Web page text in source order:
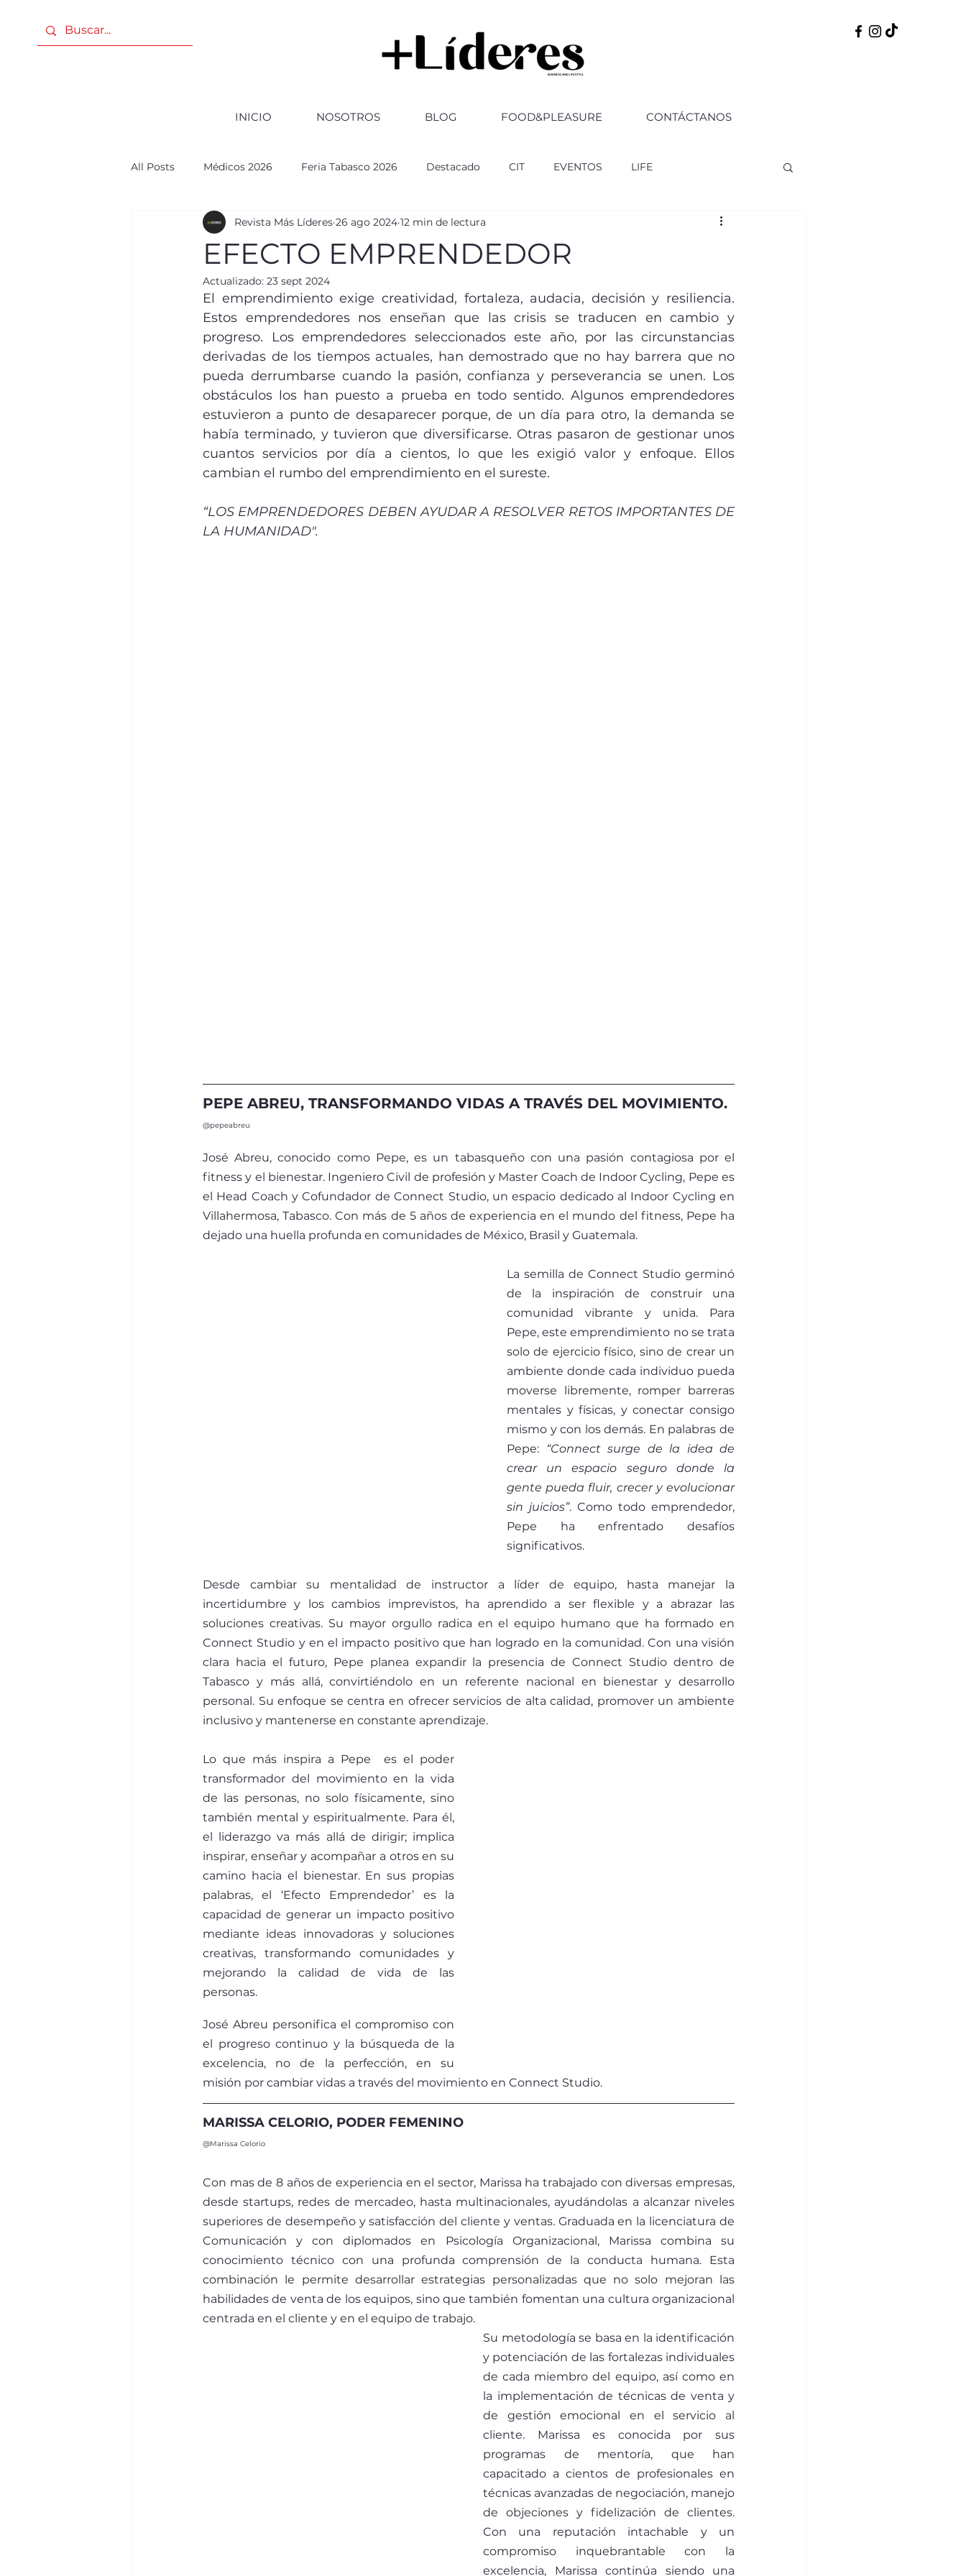
INICIO NOSOTROS BLOG FOOD&PLEASURE CONTÁCTANOS
All Posts Médicos 2026 Feria Tabasco 2026 Destacado CIT EVENTOS LIFE
PODER FEMENINO ANIVERSARIO ABOGADOS FERIA TABASCO 2025 50 PERFILES
PODER FEMENINO 2025 cultura
EFECTO EMPRENDEDOR
Revista Más Líderes 26 ago 2024 12 min de lectura
Actualizado: 23 sept 2024
El emprendimiento exige creatividad, fortaleza, audacia, decisión y resiliencia.
Estos emprendedores nos enseñan que las crisis se traducen en cambio y
progreso. Los emprendedores seleccionados este año, por las circunstancias
derivadas de los tiempos actuales, han demostrado que no hay barrera que no
pueda derrumbarse cuando la pasión, confianza y perseverancia se unen. Los
obstáculos los han puesto a prueba en todo sentido. Algunos emprendedores
estuvieron a punto de desaparecer porque, de un día para otro, la demanda se
había terminado, y tuvieron que diversificarse. Otras pasaron de gestionar unos
cuantos servicios por día a cientos, lo que les exigió valor y enfoque. Ellos
cambian el rumbo del emprendimiento en el sureste.
“LOS EMPRENDEDORES DEBEN AYUDAR A RESOLVER RETOS IMPORTANTES DE
LA HUMANIDAD".
PEPE ABREU, TRANSFORMANDO VIDAS A TRAVÉS DEL MOVIMIENTO.
@pepeabreu
José Abreu, conocido como Pepe, es un tabasqueño con una pasión contagiosa por el
fitness y el bienestar. Ingeniero Civil de profesión y Master Coach de Indoor Cycling, Pepe es
el Head Coach y Cofundador de Connect Studio, un espacio dedicado al Indoor Cycling en
Villahermosa, Tabasco. Con más de 5 años de experiencia en el mundo del fitness, Pepe ha
dejado una huella profunda en comunidades de México, Brasil y Guatemala.
La semilla de Connect Studio germinó
de la inspiración de construir una
comunidad vibrante y unida. Para
Pepe, este emprendimiento no se trata
solo de ejercicio físico, sino de crear un
ambiente donde cada individuo pueda
moverse libremente, romper barreras
mentales y físicas, y conectar consigo
mismo y con los demás. En palabras de
Pepe: “Connect surge de la idea de
crear un espacio seguro donde la
gente pueda fluir, crecer y evolucionar
sin juicios”. Como todo emprendedor,
Pepe ha enfrentado desafíos
significativos.
Desde cambiar su mentalidad de instructor a líder de equipo, hasta manejar la
incertidumbre y los cambios imprevistos, ha aprendido a ser flexible y a abrazar las
soluciones creativas. Su mayor orgullo radica en el equipo humano que ha formado en
Connect Studio y en el impacto positivo que han logrado en la comunidad. Con una visión
clara hacia el futuro, Pepe planea expandir la presencia de Connect Studio dentro de
Tabasco y más allá, convirtiéndolo en un referente nacional en bienestar y desarrollo
personal. Su enfoque se centra en ofrecer servicios de alta calidad, promover un ambiente
inclusivo y mantenerse en constante aprendizaje.
Lo que más inspira a Pepe  es el poder
transformador del movimiento en la vida
de las personas, no solo físicamente, sino
también mental y espiritualmente. Para él,
el liderazgo va más allá de dirigir; implica
inspirar, enseñar y acompañar a otros en su
camino hacia el bienestar. En sus propias
palabras, el ‘Efecto Emprendedor’ es la
capacidad de generar un impacto positivo
mediante ideas innovadoras y soluciones
creativas, transformando comunidades y
mejorando la calidad de vida de las
personas.
José Abreu personifica el compromiso con
el progreso continuo y la búsqueda de la
excelencia, no de la perfección, en su
misión por cambiar vidas a través del movimiento en Connect Studio.
MARISSA CELORIO, PODER FEMENINO
@Marissa Celorio
Con mas de 8 años de experiencia en el sector, Marissa ha trabajado con diversas empresas,
desde startups, redes de mercadeo, hasta multinacionales, ayudándolas a alcanzar niveles
superiores de desempeño y satisfacción del cliente y ventas. Graduada en la licenciatura de
Comunicación y con diplomados en Psicología Organizacional, Marissa combina su
conocimiento técnico con una profunda comprensión de la conducta humana. Esta
combinación le permite desarrollar estrategias personalizadas que no solo mejoran las
habilidades de venta de los equipos, sino que también fomentan una cultura organizacional
centrada en el cliente y en el equipo de trabajo.
Su metodología se basa en la identificación
y potenciación de las fortalezas individuales
de cada miembro del equipo, así como en
la implementación de técnicas de venta y
de gestión emocional en el servicio al
cliente. Marissa es conocida por sus
programas de mentoría, que han
capacitado a cientos de profesionales en
técnicas avanzadas de negociación, manejo
de objeciones y fidelización de clientes.
Con una reputación intachable y un
compromiso inquebrantable con la
excelencia, Marissa continúa siendo una